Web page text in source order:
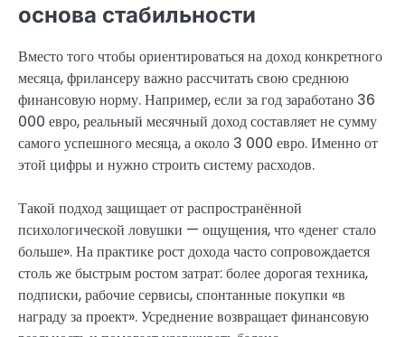
основа стабильности
Вместо того чтобы ориентироваться на доход конкретного
месяца, фрилансеру важно рассчитать свою среднюю
финансовую норму. Например, если за год заработано 36
000 евро, реальный месячный доход составляет не сумму
самого успешного месяца, а около 3 000 евро. Именно от
этой цифры и нужно строить систему расходов.
Такой подход защищает от распространённой
психологической ловушки — ощущения, что «денег стало
больше». На практике рост дохода часто сопровождается
столь же быстрым ростом затрат: более дорогая техника,
подписки, рабочие сервисы, спонтанные покупки «в
награду за проект». Усреднение возвращает финансовую